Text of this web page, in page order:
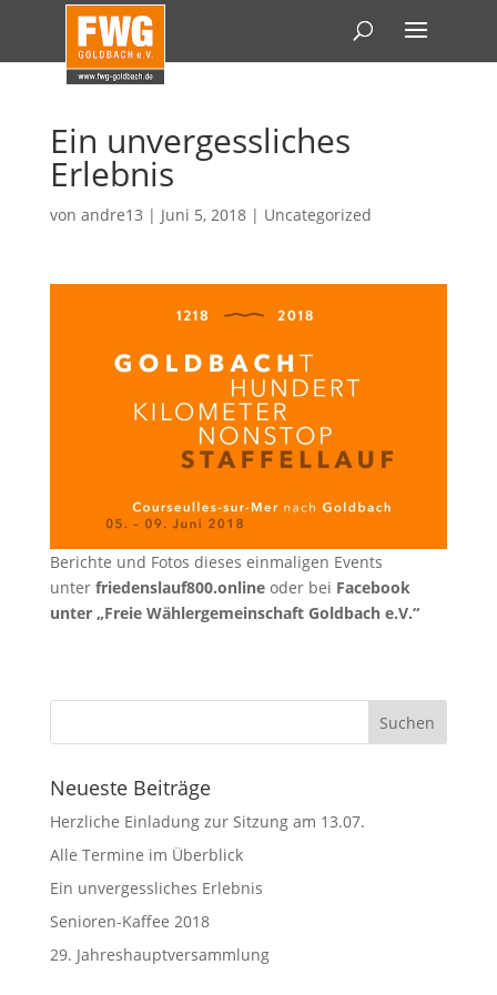
Ein unvergessliches
Erlebnis
von andre13 | Juni 5, 2018| Uncategorized
Berichte und Fotos dieses einmaligen Events
unter friedenslauf800.onlineoder bei Facebook
unter „Freie Wählergemeinschaft Goldbach e.V.“
Neueste Beiträge
Herzliche Einladung zur Sitzung am 13.07.
Alle Termine im Überblick
Ein unvergessliches Erlebnis
Senioren-Kaffee 2018
29. Jahreshauptversammlung